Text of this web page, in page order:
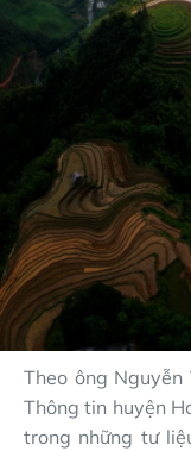
Theo ông
Thông tin huyện
trong những tư